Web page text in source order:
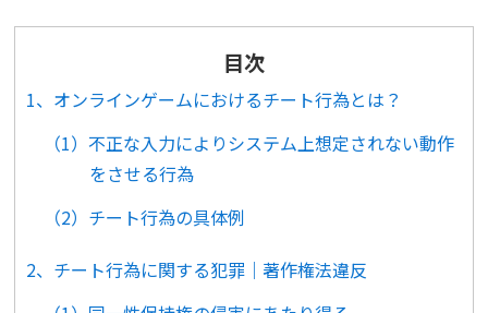
目次
1、オンラインゲームにおけるチート行為とは？
（1）不正な入力によりシステム上想定されない動作
をさせる行為
（2）チート行為の具体例
2、チート行為に関する犯罪｜著作権法違反